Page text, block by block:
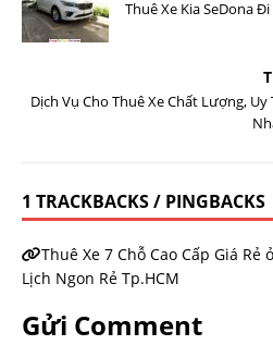
Thuê Xe Kia SeDona
Dịch Vụ Cho Thuê Xe Chất Lượng, Uy
1 TRACKBACKS / PINGBACKS
Thuê Xe 7 Chỗ Cao Cấp Giá Rẻ
Lịch Ngon Rẻ Tp.HCM
Gửi Comment